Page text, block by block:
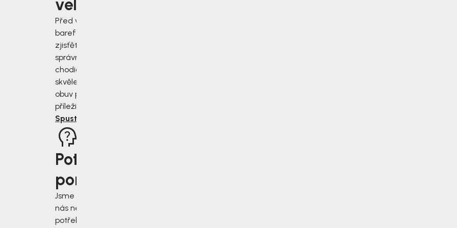
velikost?
Před výběrem
barefoot bot
zjisťěte jak
správně změřit
chodidla a vybrat
skvěle padnoucí
obuv pro každou
příležitost.
Spustit rádce
Potřebujete
poradit?
Jsme tu pro vás, když
nás nejvíce
potřebujete. Napište